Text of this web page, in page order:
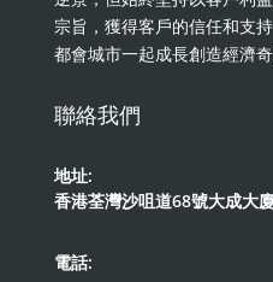
宗旨，獲得客戶的信任和支
都會城市一起成長創造經濟奇
聯絡我們
地址:
香港荃灣沙咀道68號大成大
電話: